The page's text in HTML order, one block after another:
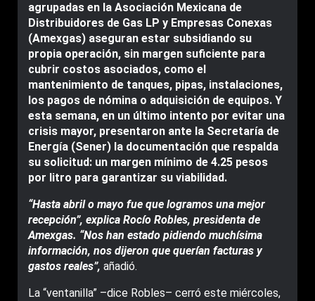
agrupadas en la Asociación Mexicana de
Distribuidores de Gas LP y Empresas Conexas
(Amexgas) aseguran estar subsidiando su
propia operación, sin margen suficiente para
cubrir costos asociados, como el
mantenimiento de tanques, pipas, instalaciones,
los pagos de nómina o adquisición de equipos. Y
esta semana, en un último intento por evitar una
crisis mayor, presentaron ante la Secretaría de
Energía (Sener) la documentación que respalda
su solicitud: un margen mínimo de 4.25 pesos
por litro para garantizar su viabilidad.
“Hasta abril o mayo fue que logramos una mejor
recepción”, explica Rocío Robles, presidenta de
Amexgas. “Nos han estado pidiendo muchísima
información, nos dijeron que querían facturas y
gastos reales”, añadió.
La “ventanilla” –dice Robles– cerró este miércoles,